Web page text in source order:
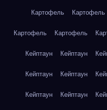
Картофель Картофель
Картофель Картофель
Кейптаун Кейптаун
Кейптаун Кейптаун
Кейптаун Кейптаун